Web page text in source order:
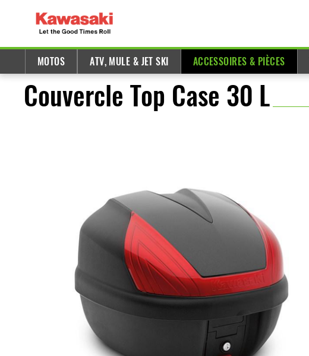
MOTOS ATV, MULE & JET SKI ACCESSOIRES & PIÈCES
Couvercle Top Case 30 L